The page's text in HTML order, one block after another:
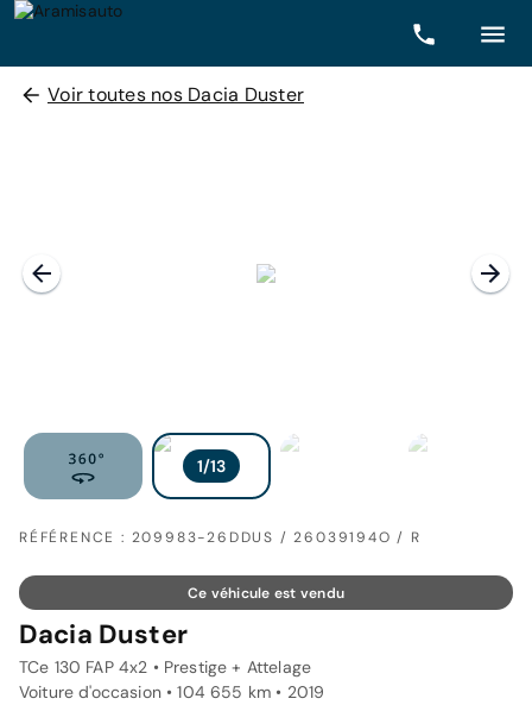
Voir toutes nos Dacia Duster
RÉFÉRENCE : 209983-26DDUS / 26039194O / R
Ce véhicule est vendu
Dacia Duster
TCe 130 FAP 4x2 • Prestige + Attelage
Voiture d'occasion • 104 655 km • 2019